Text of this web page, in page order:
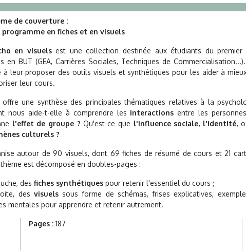
de couverture :
en fiches et en visuels
en visuelsest une collection destinée aux étudiants du
en BUT (GEA, Carrières Sociales, Techniques de
à leur proposer des outils visuels et synthétiques pour les aider à
leur cours.
offre une synthèse des principales thématiques relatives à la
nous aide-t-elle à comprendre les interactionsentre les
l'effet de groupe ? Qu'est-ce que l'influence sociale, l'identité,
culturels ?
autour de 90 visuels, dont 69 fiches de résumé de cours et 21
est décomposé en doubles-pages :
des fiches synthétiques pour retenir l'essentiel du cours ;
des visuels sous forme de schémas, frises explicatives,
mentales pour apprendre et retenir autrement.
Pages : 187